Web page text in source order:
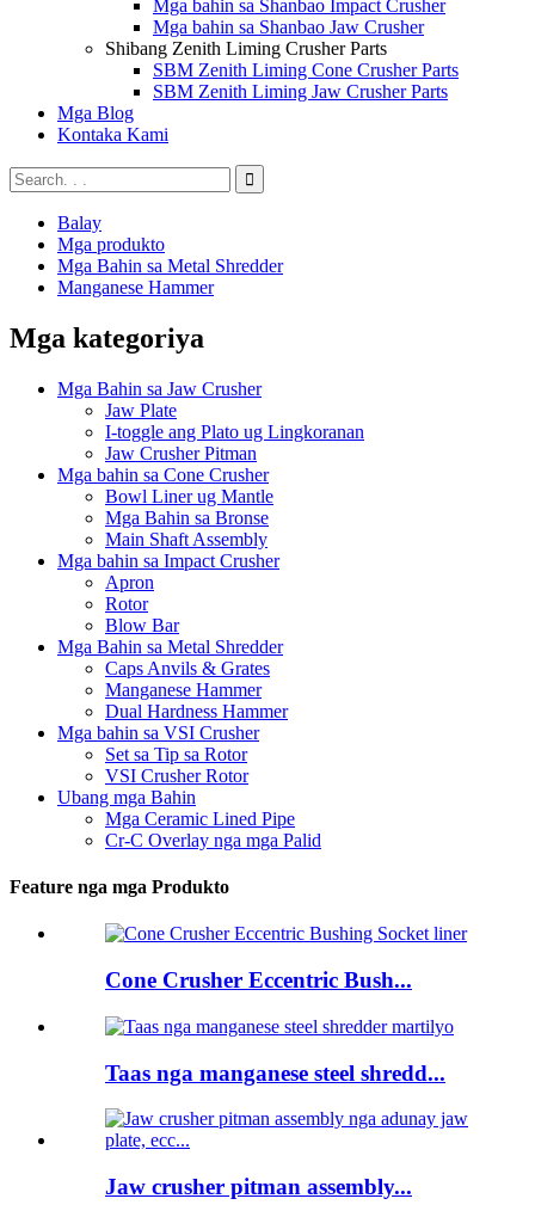
Mga bahin sa Shanbao Impact Crusher
Mga bahin sa Shanbao Jaw Crusher
Shibang Zenith Liming Crusher Parts
SBM Zenith Liming Cone Crusher Parts
SBM Zenith Liming Jaw Crusher Parts
Mga Blog
Kontaka Kami
Balay
Mga produkto
Mga Bahin sa Metal Shredder
Manganese Hammer
Mga kategoriya
Mga Bahin sa Jaw Crusher
Jaw Plate
I-toggle ang Plato ug Lingkoranan
Jaw Crusher Pitman
Mga bahin sa Cone Crusher
Bowl Liner ug Mantle
Mga Bahin sa Bronse
Main Shaft Assembly
Mga bahin sa Impact Crusher
Apron
Rotor
Blow Bar
Mga Bahin sa Metal Shredder
Caps Anvils & Grates
Manganese Hammer
Dual Hardness Hammer
Mga bahin sa VSI Crusher
Set sa Tip sa Rotor
VSI Crusher Rotor
Ubang mga Bahin
Mga Ceramic Lined Pipe
Cr-C Overlay nga mga Palid
Feature nga mga Produkto
Cone Crusher Eccentric Bush...
Taas nga manganese steel shredd...
Jaw crusher pitman assembly...